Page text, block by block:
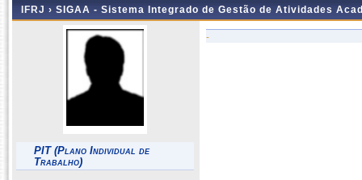
IFRJ › SIGAA - Sistema Integrado de Gestão de Atividades
PIT (Plano Individual de
Trabalho)
-